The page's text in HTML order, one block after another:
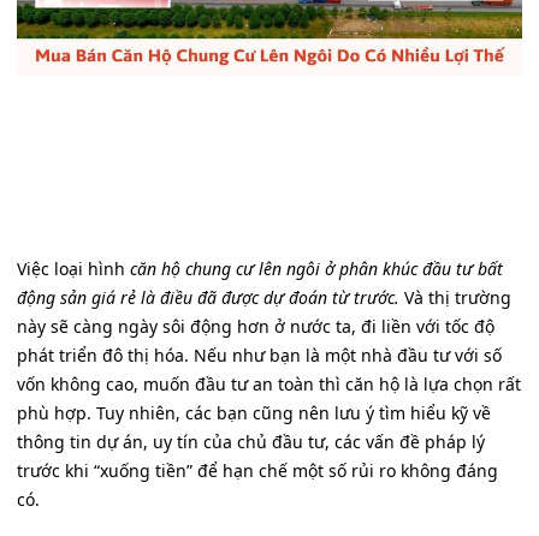
Việc loại hình căn hộ chung cư lên ngôi ở phân khúc đầu tư bất
động sản giá rẻ là điều đã được dự đoán từ trước. Và thị trường
này sẽ càng ngày sôi động hơn ở nước ta, đi liền với tốc độ
phát triển đô thị hóa. Nếu như bạn là một nhà đầu tư với số
vốn không cao, muốn đầu tư an toàn thì căn hộ là lựa chọn rất
phù hợp. Tuy nhiên, các bạn cũng nên lưu ý tìm hiểu kỹ về
thông tin dự án, uy tín của chủ đầu tư, các vấn đề pháp lý
trước khi “xuống tiền” để hạn chế một số rủi ro không đáng
có.